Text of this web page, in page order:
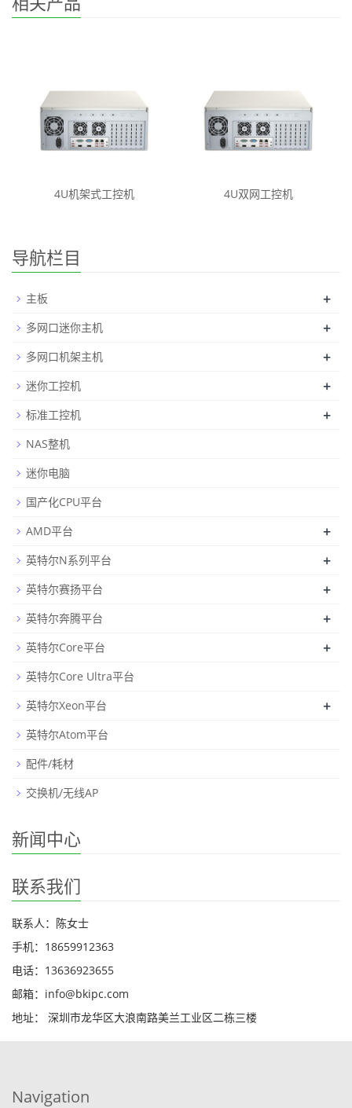
4U机架式工控机 4U双网工控机
导航栏目
主板 +
多网口迷你主机 +
多网口机架主机 +
迷你工控机 +
标准工控机 +
NAS整机
迷你电脑
国产化CPU平台
AMD平台
+
英特尔N系列平台 +
英特尔赛扬平台 +
英特尔奔腾平台 +
英特尔Core平台 +
英特尔Core Ultra平台
英特尔Xeon平台
+
英特尔Atom平台
配件/耗材
交换机/无线AP
新闻中心
联系我们
联系人：陈女士
手机：18659912363
电话：13636923655
邮箱：info@bkipc.com
地址： 深圳市龙华区大浪南路美兰工业区二栋三楼
Navigation